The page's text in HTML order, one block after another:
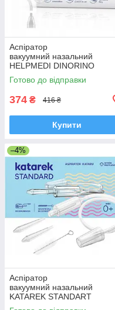
Аспіратор
вакуумний назальний
HELPMEDI DINORINO
(соплевідсмоктувач),
накладки у формі тварин,
Польща
Готово до відправки
374 ₴ 416 ₴
Купити
–4%
Аспіратор
вакуумний назальний
KATAREK STANDART
(соплевідсмоктувач) від 0 до